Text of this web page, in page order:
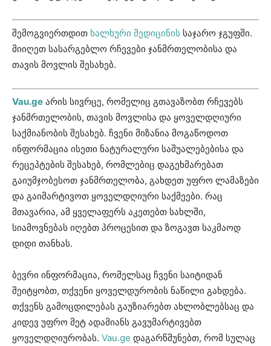
შემოგვიერთდით ხალხური მედიცინის საჯარო ჯგუფში.
მიიღეთ სასარგებლო რჩევები ჯანმრთელობისა და
თავის მოვლის შესახებ.
Vau.ge არის სივრცე, რომელიც გთავაზობთ რჩევებს
ჯანმრთელობის, თავის მოვლისა და ყოველდღიური
საქმიანობის შესახებ. ჩვენი მიზანია მოგაწოდოთ
ინფორმაცია ისეთი ნატურალური საშუალებებისა და
რეცეპტების შესახებ, რომლებიც დაგეხმარებათ
გაიუმჯობესოთ ჯანმრთელობა, გახდეთ უფრო ლამაზები
და გაიმარტივოთ ყოველდღიური საქმეები. რაც
მთავარია, ამ ყველაფერს აკეთებთ სახლში,
სიამოვნებას იღებთ პროცესით და ზოგავთ საკმაოდ
დიდი თანხას.
ბევრი ინფორმაცია, რომელსაც ჩვენი საიტიდან
შეიტყობთ, თქვენი ყოველდურობის ნაწილი გახდება.
თქვენს გამოცდილებას გაუზიარებთ ახლობლებსაც და
კიდევ უფრო მეტ ადამიანს გავუმარტივებთ
ყოველდღიურობას. Vau.ge დაგარწმუნებთ, რომ სულაც